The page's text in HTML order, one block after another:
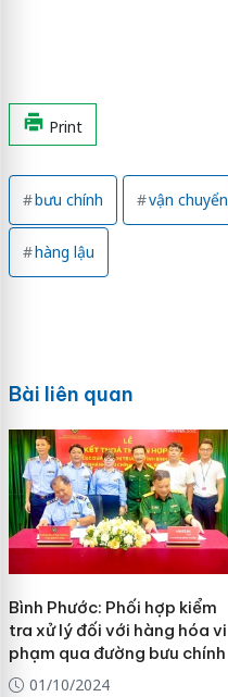
Print
bưu chính vận chuyển
hàng lậu
Bài liên quan
Bình Phước: Phối hợp kiểm
tra xử lý đối với hàng hóa vi
phạm qua đường bưu chính
01/10/2024